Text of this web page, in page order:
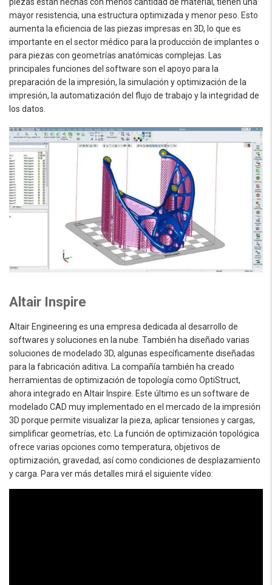
piezas están hechas con menos cantidad de material, tienen una
mayor resistencia, una estructura optimizada y menor peso. Esto
aumenta la eficiencia de las piezas impresas en 3D, lo que es
importante en el sector médico para la producción de implantes o
para piezas con geometrías anatómicas complejas. Las
principales funciones del software son el apoyo para la
preparación de la impresión, la simulación y optimización de la
impresión, la automatización del flujo de trabajo y la integridad de
los datos.
Altair Inspire
Altair Engineering es una empresa dedicada al desarrollo de
softwares y soluciones en la nube. También ha diseñado varias
soluciones de modelado 3D, algunas específicamente diseñadas
para la fabricación aditiva. La compañía también ha creado
herramientas de optimización de topología como OptiStruct,
ahora integrado en Altair Inspire. Este último es un software de
modelado CAD muy implementado en el mercado de la impresión
3D porque permite visualizar la pieza, aplicar tensiones y cargas,
simplificar geometrías, etc. La función de optimización topológica
ofrece varias opciones como temperatura, objetivos de
optimización, gravedad, así como condiciones de desplazamiento
y carga. Para ver más detalles mirá el siguiente vídeo: